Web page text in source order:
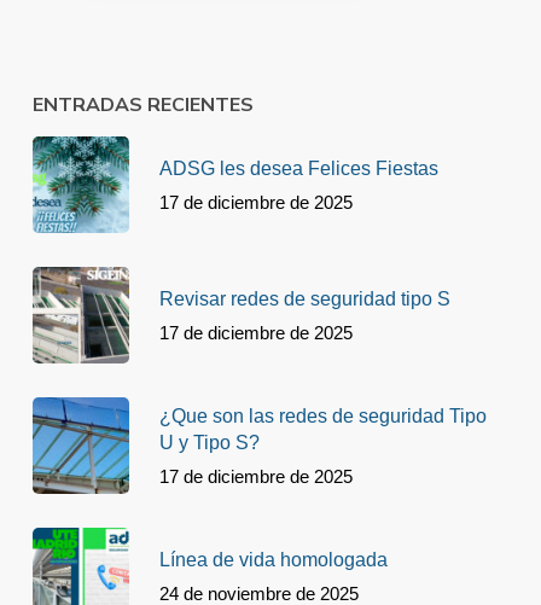
ENTRADAS RECIENTES
ADSG les desea Felices Fiestas
17 de diciembre de 2025
Revisar redes de seguridad tipo S
17 de diciembre de 2025
¿Que son las redes de seguridad Tipo
U y Tipo S?
17 de diciembre de 2025
Línea de vida homologada
24 de noviembre de 2025